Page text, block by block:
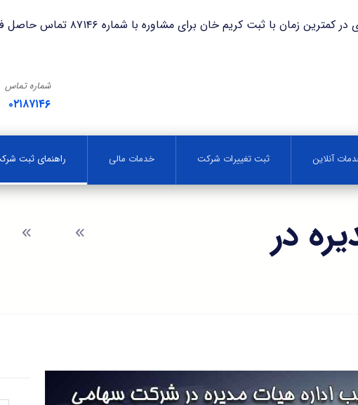
با ثبت کریم خان برای مشاوره با شماره ۸۷۱۴۶ تماس حاصل فرمایید.
شماره تماس
۰۲۱۸۷۱۴۶
آنلاین ثبت تغییرات شرکت خدمات مالی راهنمای ثبت
در